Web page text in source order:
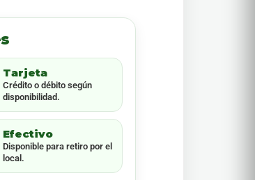
Tarjeta
Crédito o débito según
disponibilidad.
Efectivo
Disponible para retiro por el
local.